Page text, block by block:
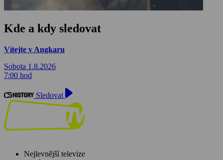
Kde a kdy sledovat
Vítejte v Angkaru
Sobota 1.8.2026
7:00 hod
Sledovat
Nejlevnější televize